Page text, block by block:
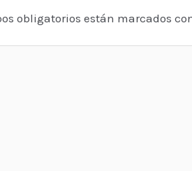
obligatorios están marcados